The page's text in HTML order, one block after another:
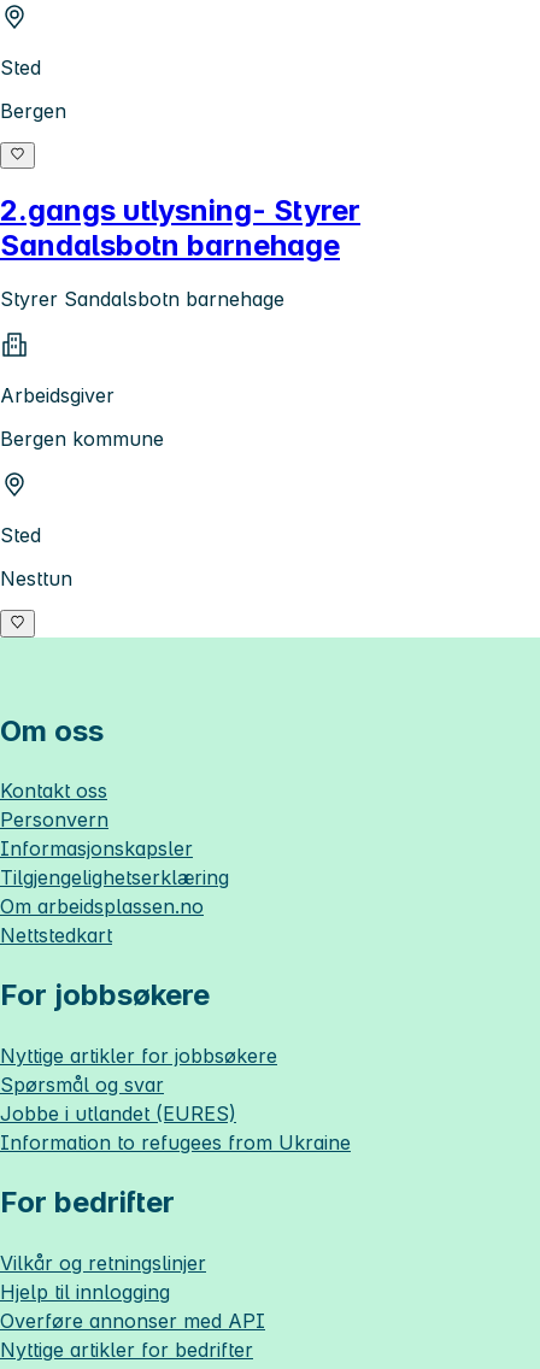
Sted
Bergen
2.gangs utlysning- Styrer
Sandalsbotn barnehage
Styrer Sandalsbotn barnehage
Arbeidsgiver
Bergen kommune
Sted
Nesttun
Om oss
Kontakt oss
Personvern
Informasjonskapsler
Tilgjengelighetserklæring
Om arbeidsplassen.no
Nettstedkart
For jobbsøkere
Nyttige artikler for jobbsøkere
Spørsmål og svar
Jobbe i utlandet (EURES)
Information to refugees from Ukraine
For bedrifter
Vilkår og retningslinjer
Hjelp til innlogging
Overføre annonser med API
Nyttige artikler for bedrifter